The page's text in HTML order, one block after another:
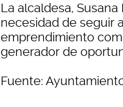
La alcaldesa,
necesidad de seguir
emprendimiento
generador de
Fuente: